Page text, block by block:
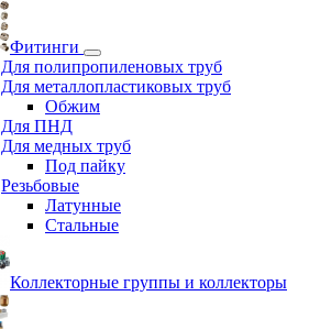
Фитинги
Для полипропиленовых труб
Для металлопластиковых труб
Обжим
Для ПНД
Для медных труб
Под пайку
Резьбовые
Латунные
Cтальные
Коллекторные группы и коллекторы